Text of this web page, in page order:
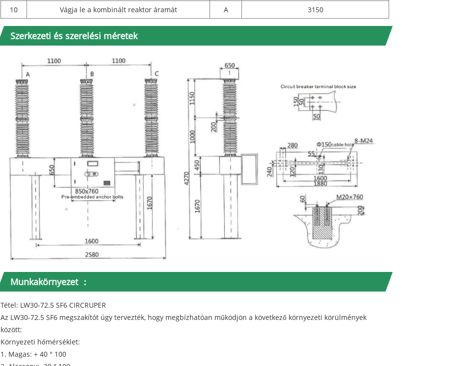
10
Vágja le a kombinált reaktor áramát A 3150
Szerkezeti és szerelési méretek
Munkakörnyezet ：
Tétel: LW30-72.5 SF6 CIRCRUPER
Az LW30-72.5 SF6 megszakítót úgy tervezték, hogy megbízhatóan működjön a következő környezeti körülmények
között:
Környezeti hőmérséklet:
1. Magas: + 40 ° 100